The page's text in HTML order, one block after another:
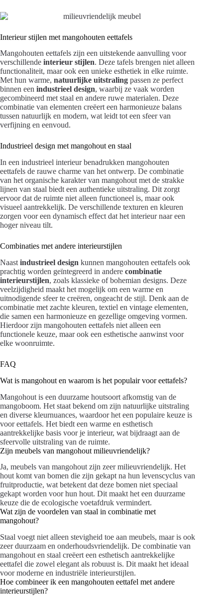
Interieur stijlen met mangohouten eettafels
Mangohouten eettafels zijn een uitstekende aanvulling voor
verschillende interieur stijlen. Deze tafels brengen niet alleen
functionaliteit, maar ook een unieke esthetiek in elke ruimte.
Met hun warme, natuurlijke uitstraling passen ze perfect
binnen een industrieel design, waarbij ze vaak worden
gecombineerd met staal en andere ruwe materialen. Deze
combinatie van elementen creëert een harmonieuze balans
tussen natuurlijk en modern, wat leidt tot een sfeer van
verfijning en eenvoud.
Industrieel design met mangohout en staal
In een industrieel interieur benadrukken mangohouten
eettafels de rauwe charme van het ontwerp. De combinatie
van het organische karakter van mangohout met de strakke
lijnen van staal biedt een authentieke uitstraling. Dit zorgt
ervoor dat de ruimte niet alleen functioneel is, maar ook
visueel aantrekkelijk. De verschillende texturen en kleuren
zorgen voor een dynamisch effect dat het interieur naar een
hoger niveau tilt.
Combinaties met andere interieurstijlen
Naast industrieel design kunnen mangohouten eettafels ook
prachtig worden geïntegreerd in andere combinatie
interieurstijlen, zoals klassieke of bohemian designs. Deze
veelzijdigheid maakt het mogelijk om een warme en
uitnodigende sfeer te creëren, ongeacht de stijl. Denk aan de
combinatie met zachte kleuren, textiel en vintage elementen,
die samen een harmonieuze en gezellige omgeving vormen.
Hierdoor zijn mangohouten eettafels niet alleen een
functionele keuze, maar ook een esthetische aanwinst voor
elke woonruimte.
FAQ
Wat is mangohout en waarom is het populair voor eettafels?
Mangohout is een duurzame houtsoort afkomstig van de
mangoboom. Het staat bekend om zijn natuurlijke uitstraling
en diverse kleurnuances, waardoor het een populaire keuze is
voor eettafels. Het biedt een warme en esthetisch
aantrekkelijke basis voor je interieur, wat bijdraagt aan de
sfeervolle uitstraling van de ruimte.
Zijn meubels van mangohout milieuvriendelijk?
Ja, meubels van mangohout zijn zeer milieuvriendelijk. Het
hout komt van bomen die zijn gekapt na hun levenscyclus van
fruitproductie, wat betekent dat deze bomen niet speciaal
gekapt worden voor hun hout. Dit maakt het een duurzame
keuze die de ecologische voetafdruk vermindert.
Wat zijn de voordelen van staal in combinatie met
mangohout?
Staal voegt niet alleen stevigheid toe aan meubels, maar is ook
zeer duurzaam en onderhoudsvriendelijk. De combinatie van
mangohout en staal creëert een esthetisch aantrekkelijke
eettafel die zowel elegant als robuust is. Dit maakt het ideaal
voor moderne en industriële interieurstijlen.
Hoe combineer ik een mangohouten eettafel met andere
interieurstijlen?